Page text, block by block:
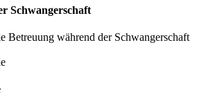
Schwangerschaft
Betreuung während der Schwangerschaft